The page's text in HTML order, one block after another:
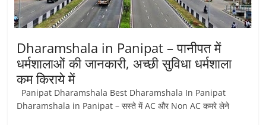
Dharamshala in Panipat – पानीपत में
धर्मशालाओं की जानकारी, अच्छी सुविधा धर्मशाला
कम किराये में
Panipat Dharamshala Best Dharamshala In Panipat
Dharamshala in Panipat – सस्ते में AC और Non AC कमरे लेने